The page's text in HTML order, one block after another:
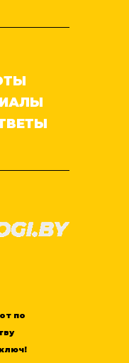
по